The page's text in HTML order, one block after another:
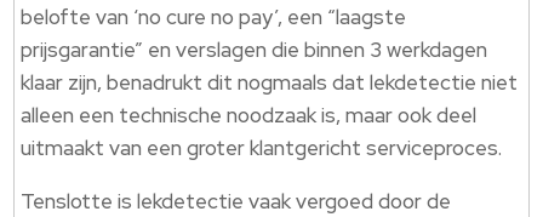
belofte van ‘no cure no pay’, een “laagste
prijsgarantie” en verslagen die binnen 3 werkdagen
klaar zijn, benadrukt dit nogmaals dat lekdetectie niet
alleen een technische noodzaak is, maar ook deel
uitmaakt van een groter klantgericht serviceproces.
Tenslotte is lekdetectie vaak vergoed door de